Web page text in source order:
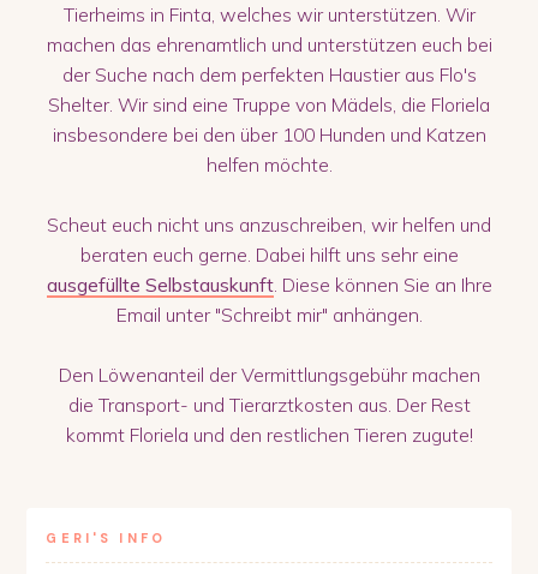
Tierheims in Finta, welches wir unterstützen. Wir
machen das ehrenamtlich und unterstützen euch bei
der Suche nach dem perfekten Haustier aus Flo's
Shelter. Wir sind eine Truppe von Mädels, die Floriela
insbesondere bei den über 100 Hunden und Katzen
helfen möchte.
Scheut euch nicht uns anzuschreiben, wir helfen und
beraten euch gerne. Dabei hilft uns sehr eine
ausgefüllte Selbstauskunft. Diese können Sie an Ihre
Email unter "Schreibt mir" anhängen.
Den Löwenanteil der Vermittlungsgebühr machen
die Transport- und Tierarztkosten aus. Der Rest
kommt Floriela und den restlichen Tieren zugute!
GERI 'S INFO